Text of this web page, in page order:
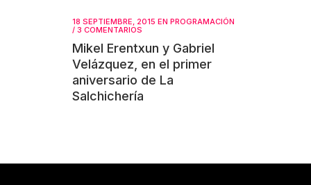
18 SEPTIEMBRE, 2015 EN PROGRAMACIÓN
/ 3 COMENTARIOS
Mikel Erentxun y Gabriel
Velázquez, en el primer
aniversario de La
Salchichería